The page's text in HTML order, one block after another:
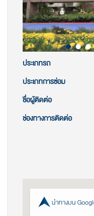
ประเภทรถ
ประเภทการซ่อม
ชื่อผู้ติดต่อ
ช่องทางการติดต่อ
นำทางบน